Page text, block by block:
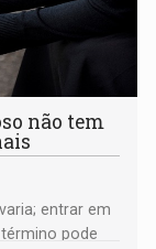
não tem
entrar em
pode